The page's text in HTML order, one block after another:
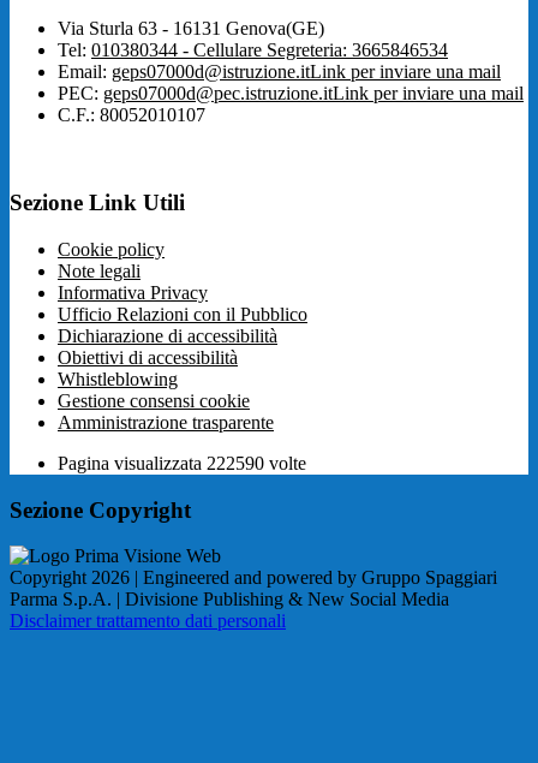
Via Sturla 63 - 16131 Genova(GE)
Tel: 010380344 - Cellulare Segreteria: 3665846534
Email: geps07000d@istruzione.itLink per inviare una mail
PEC: geps07000d@pec.istruzione.itLink per inviare una mail
C.F.: 80052010107
Sezione Link Utili
Cookie policy
Note legali
Informativa Privacy
Ufficio Relazioni con il Pubblico
Dichiarazione di accessibilità
Obiettivi di accessibilità
Whistleblowing
Gestione consensi cookie
Amministrazione trasparente
Pagina visualizzata 222590 volte
Sezione Copyright
Copyright 2026 | Engineered and powered by Gruppo Spaggiari
Parma S.p.A. | Divisione Publishing & New Social Media
Disclaimer trattamento dati personali